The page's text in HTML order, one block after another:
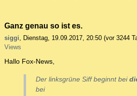
Ganz genau so ist es.
siggi, Dienstag, 19.09.2017, 20:50 (vor 3244
Views
Hallo Fox-News,
Der linksgrüne Siff beginnt bei
bei